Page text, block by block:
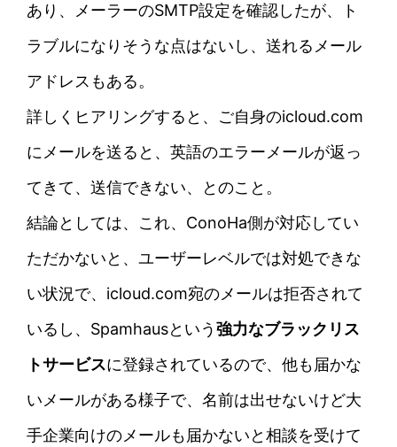
あり、メーラーのSMTP設定を確認したが、ト
ラブルになりそうな点はないし、送れるメール
アドレスもある。
詳しくヒアリングすると、ご自身のicloud.com
にメールを送ると、英語のエラーメールが返っ
てきて、送信できない、とのこと。
結論としては、これ、ConoHa側が対応してい
ただかないと、ユーザーレベルでは対処できな
い状況で、icloud.com宛のメールは拒否されて
いるし、Spamhausという強力なブラックリス
トサービスに登録されているので、他も届かな
いメールがある様子で、名前は出せないけど大
手企業向けのメールも届かないと相談を受けて